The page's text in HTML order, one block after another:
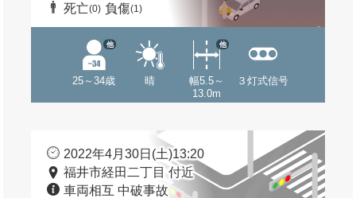
死亡(0) 負傷(1)
25～34歳
他
晴
幅5.5～
13.0m
他
３灯式信号
2022年4月30日(土)13:20
福井市経田二丁目 付近
車両相互 中破事故